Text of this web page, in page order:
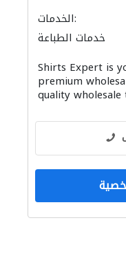
الخدمات:
خدمات الطباعة
Shirts Expert is
premium
quality wholesale